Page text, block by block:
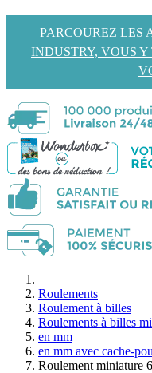
PARCOUREZ LES
INDUSTRY, VOUS
Roulements
Roulement à billes
Roulements à billes
en mm
en mm avec cache-
Roulement miniature